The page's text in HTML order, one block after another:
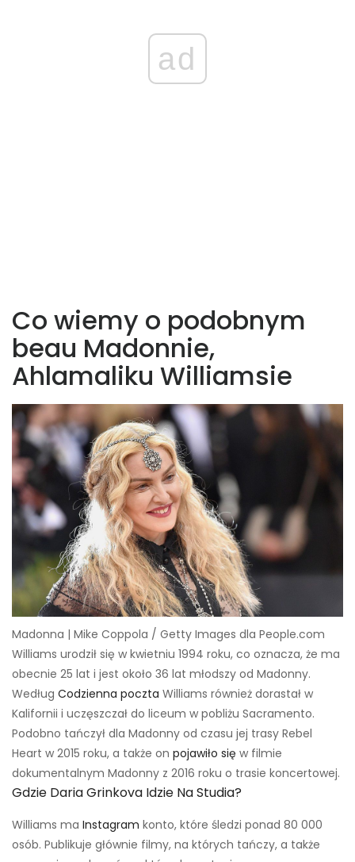
ad
Co wiemy o podobnym
beau Madonnie,
Ahlamaliku Williamsie
Madonna | Mike Coppola / Getty Images dla People.com
Williams urodził się w kwietniu 1994 roku, co oznacza, że ​​ma
obecnie 25 lat i jest około 36 lat młodszy od Madonny.
Według Codzienna poczta Williams również dorastał w
Kalifornii i uczęszczał do liceum w pobliżu Sacramento.
Podobno tańczył dla Madonny od czasu jej trasy Rebel
Heart w 2015 roku, a także on pojawiło się w filmie
dokumentalnym Madonny z 2016 roku o trasie koncertowej.
Gdzie Daria Grinkova Idzie Na Studia?
Williams ma Instagram konto, które śledzi ponad 80 000
osób. Publikuje głównie filmy, na których tańczy, a także